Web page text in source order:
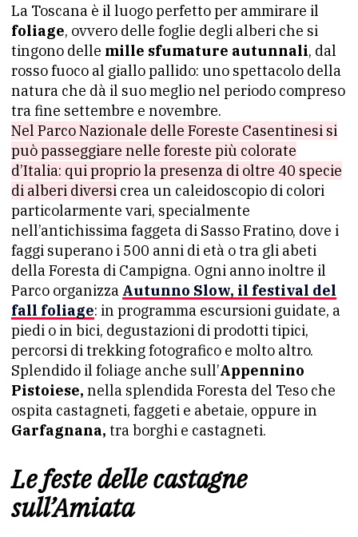
La Toscana è il luogo perfetto per ammirare il
foliage, ovvero delle foglie degli alberi che si
tingono delle mille sfumature autunnali, dal
rosso fuoco al giallo pallido: uno spettacolo della
natura che dà il suo meglio nel periodo compreso
tra fine settembre e novembre.
Nel Parco Nazionale delle Foreste Casentinesi si
può passeggiare nelle foreste più colorate
d’Italia: qui proprio la presenza di oltre 40 specie
di alberi diversi crea un caleidoscopio di colori
particolarmente vari, specialmente
nell’antichissima faggeta di Sasso Fratino, dove i
faggi superano i 500 anni di età o tra gli abeti
della Foresta di Campigna. Ogni anno inoltre il
Parco organizza Autunno Slow, il festival del
fall foliage: in programma escursioni guidate, a
piedi o in bici, degustazioni di prodotti tipici,
percorsi di trekking fotografico e molto altro.
Splendido il foliage anche sull’Appennino
Pistoiese, nella splendida Foresta del Teso che
ospita castagneti, faggeti e abetaie, oppure in
Garfagnana, tra borghi e castagneti.
Le feste delle castagne
sull’Amiata